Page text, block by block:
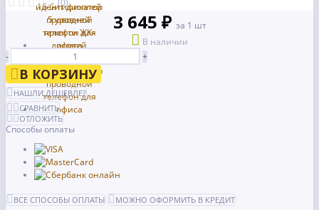
(0)
3 645 ₽ за 1 шт
В наличии
-
+
В КОРЗИНУ
НАШЛИ ДЕШЕВЛЕ?
СРАВНИТЬ
ОТЛОЖИТЬ
Способы оплаты
ВСЕ СПОСОБЫ ОПЛАТЫ МОЖНО ОФОРМИТЬ В КРЕДИТ